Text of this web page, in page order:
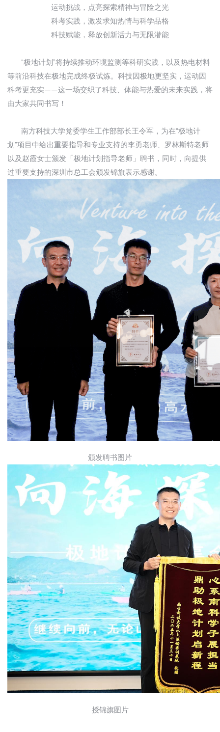
运动挑战，点亮探索精神与冒险之光
科考实践，激发求知热情与科学品格
科技赋能，释放创新活力与无限潜能
“极地计划”将持续推动环境监测等科研实践，以及热电材料
等前沿科技在极地完成终极试炼。科技因极地更坚实，运动因
科考更充实——这一场交织了科技、体能与热爱的未来实践，将
由大家共同书写！
南方科技大学党委学生工作部部长王令军，为在“极地计
划”项目中给出重要指导和专业支持的李勇老师、罗林斯特老师
以及赵霞女士颁发「极地计划指导老师」聘书，同时，向提供
过重要支持的深圳市总工会颁发锦旗表示感谢。
颁发聘书图片
授锦旗图片